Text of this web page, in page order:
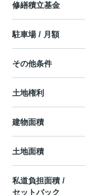
修繕積立基金
駐車場 / 月額
その他条件
土地権利
建物面積
土地面積
私道負担面積 /
セットバック